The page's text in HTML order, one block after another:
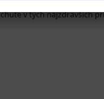
v tých najzdravších